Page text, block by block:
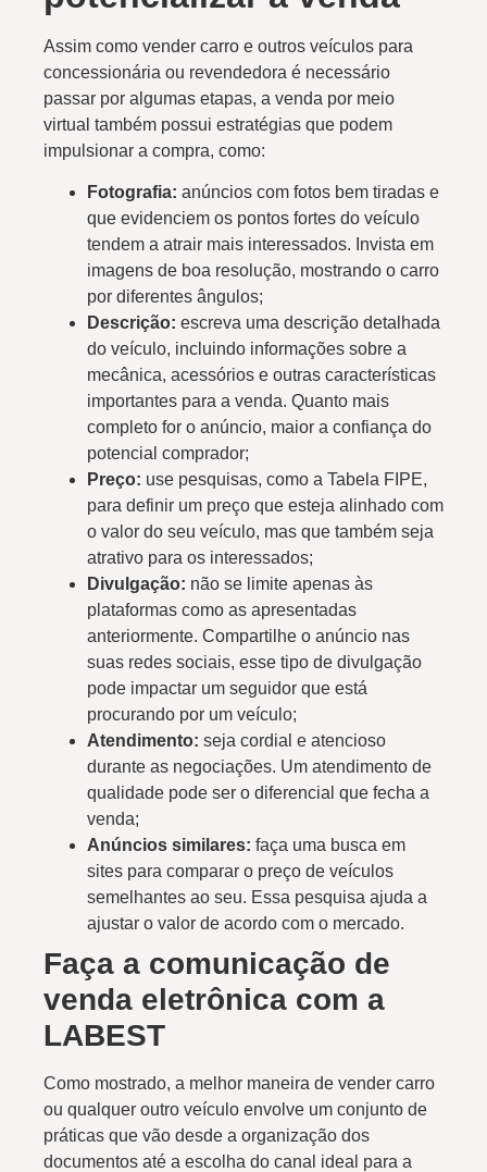
Assim como vender carro e outros veículos para
concessionária ou revendedora é necessário
passar por algumas etapas, a venda por meio
virtual também possui estratégias que podem
impulsionar a compra, como:
Fotografia: anúncios com fotos bem tiradas e
que evidenciem os pontos fortes do veículo
tendem a atrair mais interessados. Invista em
imagens de boa resolução, mostrando o carro
por diferentes ângulos;
Descrição: escreva uma descrição detalhada
do veículo, incluindo informações sobre a
mecânica, acessórios e outras características
importantes para a venda. Quanto mais
completo for o anúncio, maior a confiança do
potencial comprador;
Preço: use pesquisas, como a Tabela FIPE,
para definir um preço que esteja alinhado com
o valor do seu veículo, mas que também seja
atrativo para os interessados;
Divulgação: não se limite apenas às
plataformas como as apresentadas
anteriormente. Compartilhe o anúncio nas
suas redes sociais, esse tipo de divulgação
pode impactar um seguidor que está
procurando por um veículo;
Atendimento: seja cordial e atencioso
durante as negociações. Um atendimento de
qualidade pode ser o diferencial que fecha a
venda;
Anúncios similares: faça uma busca em
sites para comparar o preço de veículos
semelhantes ao seu. Essa pesquisa ajuda a
ajustar o valor de acordo com o mercado.
Faça a comunicação de
venda eletrônica com a
LABEST
Como mostrado, a melhor maneira de vender carro
ou qualquer outro veículo envolve um conjunto de
práticas que vão desde a organização dos
documentos até a escolha do canal ideal para a